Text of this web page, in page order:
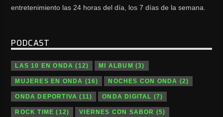
entretenimiento las 24 horas del día, los 7 días de la semana.
PODCAST
LAS 10 EN ONDA (12) MI ALBUM (3)
MUJERES EN ONDA (16) NOCHES CON ONDA (2)
ONDA DEPORTIVA (11) ONDA DIGITAL (7)
ROCK TIME (12) VIERNES CON SABOR (5)